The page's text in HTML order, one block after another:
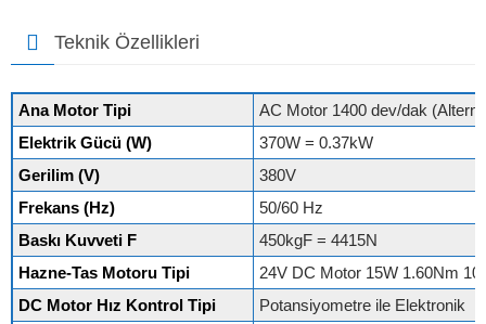
Teknik Özellikleri
Ana Motor Tipi
AC Motor 1400 dev/dak
Elektrik Gücü (W)
370W = 0.37kW
Gerilim (V)
380V
Frekans (Hz)
50/60 Hz
Baskı Kuvveti F
450kgF = 4415N
Hazne-Tas Motoru Tipi
24V DC Motor 15W 1.60Nm
DC Motor Hız Kontrol Tipi
Potansiyometre ile Elektronik